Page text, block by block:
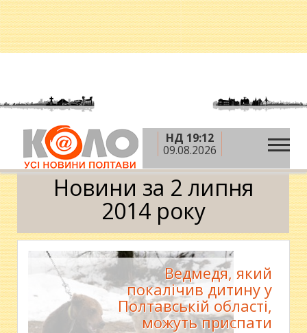
НД 19:12
09.08.2026
Головна » 2014 рік » липень » 2 липня
Календар
Новини за 2 липня
2014 року
Ведмедя, який
покалічив дитину у
Полтавській області,
можуть приспати